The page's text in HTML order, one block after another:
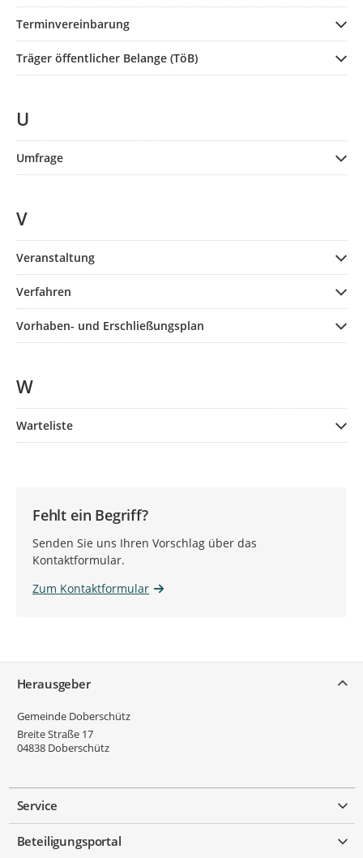
Terminvereinbarung
Träger öffentlicher Belange (TöB)
U
Umfrage
V
Veranstaltung
Verfahren
Vorhaben- und Erschließungsplan
W
Warteliste
Fehlt ein Begriff?
Senden Sie uns Ihren Vorschlag über das
Kontaktformular.
Zum Kontaktformular
Herausgeber
Gemeinde Doberschütz
Breite Straße 17
04838 Doberschütz
Service
Beteiligungsportal